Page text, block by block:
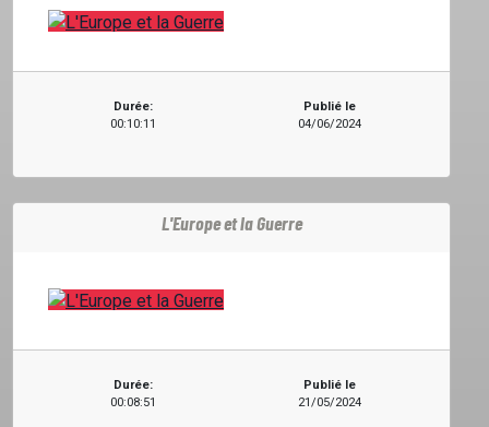
PROJETS
LOCATION STUDIO
Durée:
00:10:11
Publié le
04/06/2024
L'Europe et la Guerre
Durée:
00:08:51
Publié le
21/05/2024